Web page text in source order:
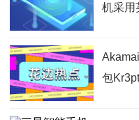
机采用
包